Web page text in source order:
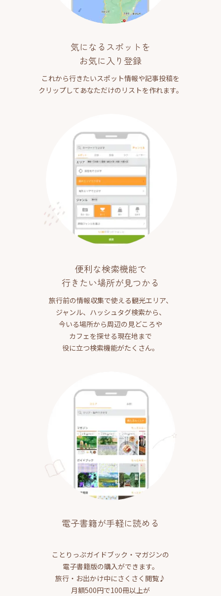
気になるスポットを
お気に入り登録
これから行きたいスポット情報や記事投稿を
クリップしてあなただけのリストを作れます。
便利な検索機能で
行きたい場所が見つかる
旅行前の情報収集で使える観光エリア、
ジャンル、ハッシュタグ検索から、
今いる場所から周辺の見どころや
カフェを探せる現在地まで
役に立つ検索機能がたくさん。
電子書籍が手軽に読める
ことりっぷガイドブック・マガジンの
電子書籍版の購入ができます。
旅行・お出かけ中にさくさく閲覧♪
月額500円で100冊以上が